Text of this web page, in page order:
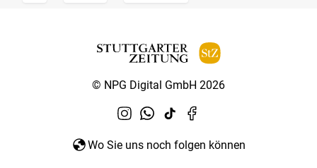
© NPG Digital GmbH 2026
Wo Sie uns noch folgen können